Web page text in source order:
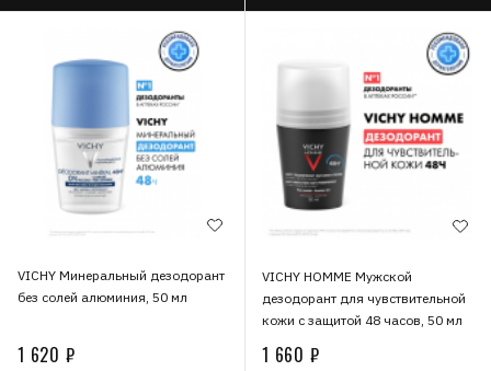
VICHY Минеральный дезодорант
без солей алюминия, 50 мл
1 620 ₽
VICHY HOMME Мужской
дезодорант для чувствительной
кожи с защитой 48 часов, 50 мл
1 660 ₽